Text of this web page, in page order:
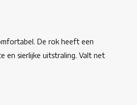
De rok heeft een
en sierlijke uitstraling. Valt net